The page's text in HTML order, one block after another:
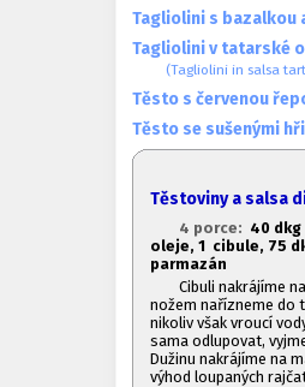
Tagliolini s bazalkou
Tagliolini v tatarské
(Tagliolini in salsa
Těsto s červenou
Těsto se sušenými
Těstoviny a salsa
4 porce: 40
oleje, 1 cibule, 75
parmazán
Cibuli nakrájíme
nožem nařízneme do
nikoliv však vroucí
sama odlupovat,
Dužinu nakrájíme na
výhod loupaných